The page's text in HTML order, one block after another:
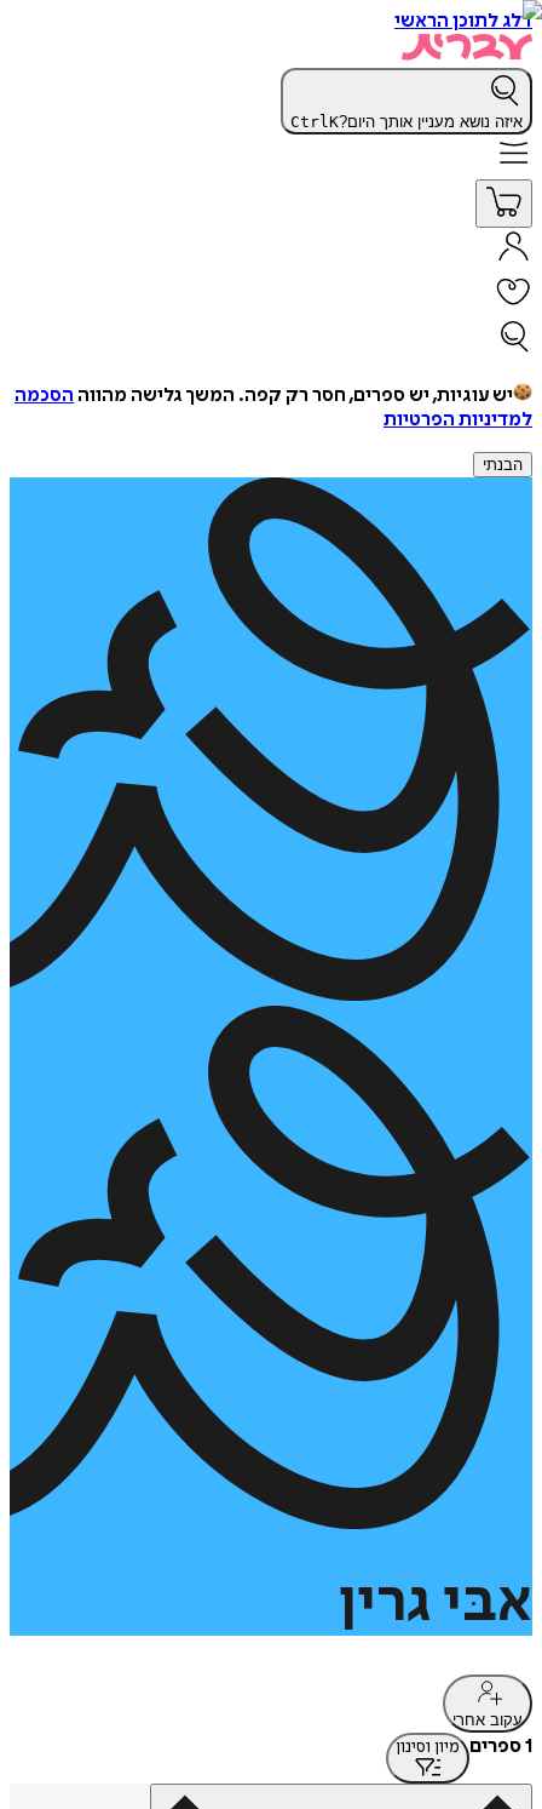
דלג לתוכן הראשי
איזה נושא מעניין אותך היום? CtrlK
יש עוגיות, יש ספרים, חסר רק קפה. המשך גלישה מהווה הסכמה
למדיניות הפרטיות
הבנתי
אבּי גרין
עקוב אחרי
1 ספרים מיון וסינון